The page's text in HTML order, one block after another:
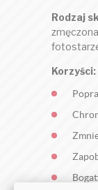
Rodzaj
Korzyści: